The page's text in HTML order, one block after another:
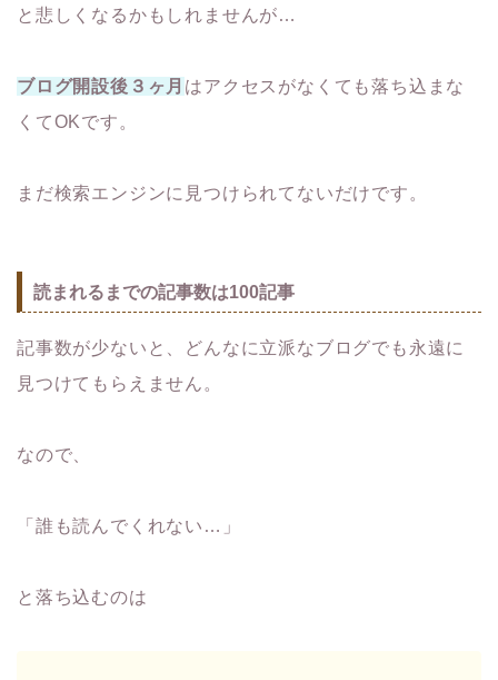
と悲しくなるかもしれませんが…
ブログ開設後３ヶ月 はアクセスがなくても落ち込まな
くてOKです。
まだ検索エンジンに見つけられてないだけです。
読まれるまでの記事数は100記事
記事数が少ないと、どんなに立派なブログでも永遠に
見つけてもらえません。
なので、
「誰も読んでくれない…」
と落ち込むのは